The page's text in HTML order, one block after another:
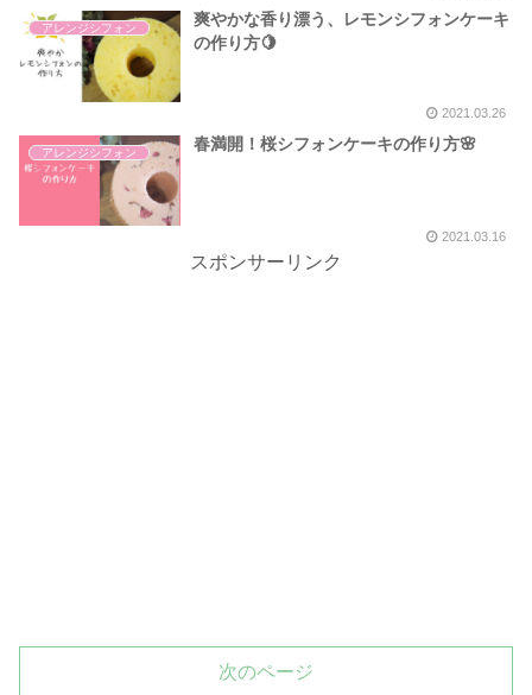
アレンジシフォン
爽やかな香り漂う、レモンシフォンケーキ
の作り方🍋
2021.03.26
アレンジシフォン 春満開！桜シフォンケーキの作り方🌸
2021.03.16
スポンサーリンク
次のページ